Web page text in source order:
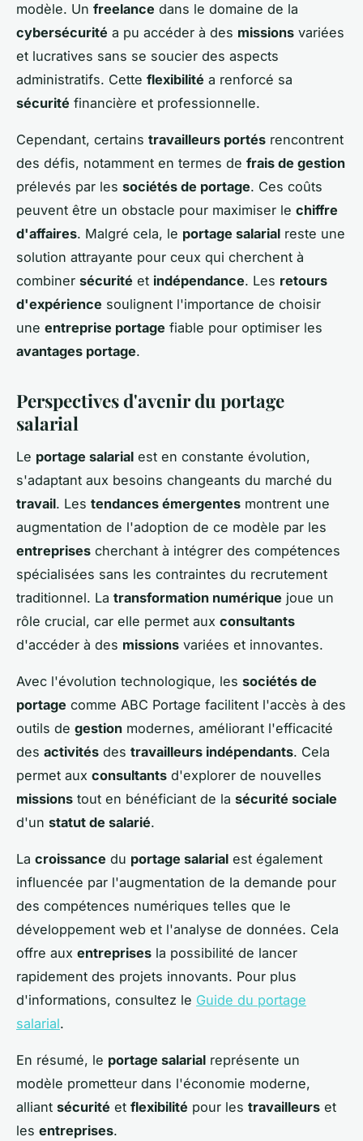
modèle. Un freelance dans le domaine de la
cybersécurité a pu accéder à des missions variées
et lucratives sans se soucier des aspects
administratifs. Cette flexibilité a renforcé sa
sécurité financière et professionnelle.
Cependant, certains travailleurs portés rencontrent
des défis, notamment en termes de frais de gestion
prélevés par les sociétés de portage. Ces coûts
peuvent être un obstacle pour maximiser le chiffre
d'affaires. Malgré cela, le portage salarial reste une
solution attrayante pour ceux qui cherchent à
combiner sécurité et indépendance. Les retours
d'expérience soulignent l'importance de choisir
une entreprise portage fiable pour optimiser les
avantages portage.
Perspectives d'avenir du portage
salarial
Le portage salarial est en constante évolution,
s'adaptant aux besoins changeants du marché du
travail. Les tendances émergentes montrent une
augmentation de l'adoption de ce modèle par les
entreprises cherchant à intégrer des compétences
spécialisées sans les contraintes du recrutement
traditionnel. La transformation numérique joue un
rôle crucial, car elle permet aux consultants
d'accéder à des missions variées et innovantes.
Avec l'évolution technologique, les sociétés de
portage comme ABC Portage facilitent l'accès à des
outils de gestion modernes, améliorant l'efficacité
des activités des travailleurs indépendants. Cela
permet aux consultants d'explorer de nouvelles
missions tout en bénéficiant de la sécurité sociale
d'un statut de salarié.
La croissance du portage salarial est également
influencée par l'augmentation de la demande pour
des compétences numériques telles que le
développement web et l'analyse de données. Cela
offre aux entreprises la possibilité de lancer
rapidement des projets innovants. Pour plus
d'informations, consultez le Guide du portage
salarial.
En résumé, le portage salarial représente un
modèle prometteur dans l'économie moderne,
alliant sécurité et flexibilité pour les travailleurs et
les entreprises.